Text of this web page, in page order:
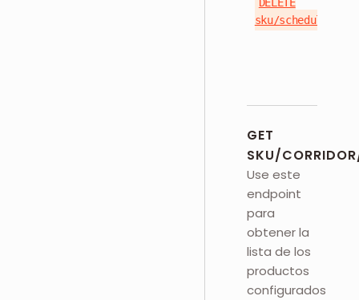
sku/schedule/
GET
SKU/
Use este
endpoint
para
obtener la
lista de los
productos
configurados